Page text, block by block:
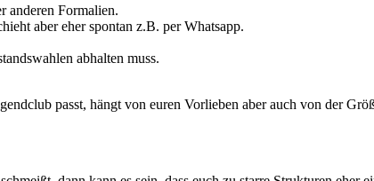
anderen Formalien.
aber eher spontan z.B. per Whatsapp.
abhalten muss.
passt, hängt von euren Vorlieben aber auch von der